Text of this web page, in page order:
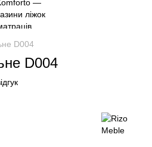
D004
D004